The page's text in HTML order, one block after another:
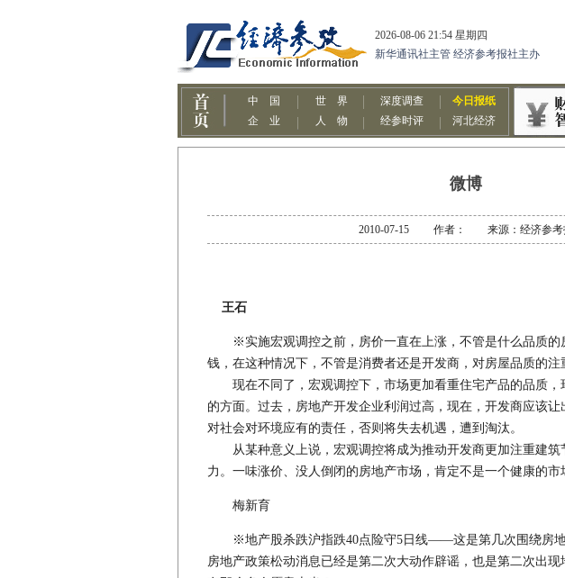
微博
2010-07-15 作者： 来源：经济参考
王石
※实施宏观调控之前，房价一直在上涨，不管是什么品质的
钱，在这种情况下，不管是消费者还是开发商，对房屋品质的注
现在不同了，宏观调控下，市场更加看重住宅产品的品质，
的方面。过去，房地产开发企业利润过高，现在，开发商应该
对社会对环境应有的责任，否则将失去机遇，遭到淘汰。
从某种意义上说，宏观调控将成为推动开发商更加注重建筑
力。一味涨价、没人倒闭的房地产市场，肯定不是一个健康的市
梅新育
※地产股杀跌沪指跌40点险守5日线——这是第几次围绕房地
房地产政策松动消息已经是第二次大动作辟谣，也是第二次出